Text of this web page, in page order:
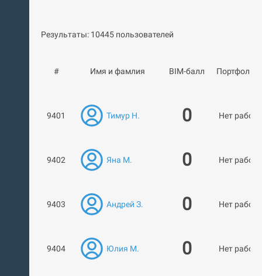
Результаты: 10445 пользователей
# Имя и фамлия BIM-балл Портфолио
9401 Тимур Н. 0 Нет работ
9402 Яна М. 0 Нет работ
9403 Андрей З. 0 Нет работ
9404 Юлия М. 0 Нет работ